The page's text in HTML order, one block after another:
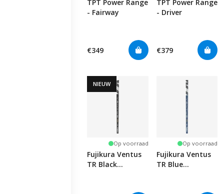
TPT Power Range
- Fairway
€349
TPT Power Range
- Driver
€379
NIEUW
Op voorraad
Fujikura Ventus
TR Black
Op voorraad
Fujikura Ventus
TR Blue